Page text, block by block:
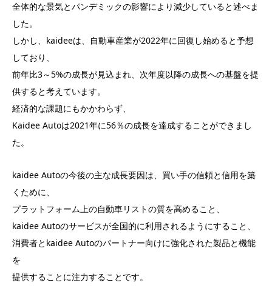
全体的な景気とパンデミックの影響により減少していると述べま
した。
しかし、kaideeは、自動車産業が2022年に回復し始めると予想
しており、
前年比3～5%の成長が見込まれ、次年度以降の成長への基盤を提
供すると考えています。
経済的な課題にもかかわらず、
Kaidee Autoは2021年に56％の成長を達成することができまし
た。
kaidee Autoの今後の主な成長要因は、買い手の信頼と信用を築
くために、
プラットフォーム上の自動車リストの質を高めること、
kaidee Autoのサービスが全国的に利用されるようにすること、
消費者とkaidee Autoのパートナー向けに強化された製品と機能
を
提供することに注力することです。